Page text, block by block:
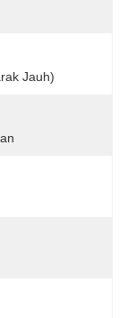
Jauh)